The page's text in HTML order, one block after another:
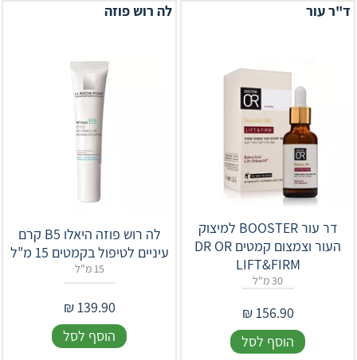
ד"ר עור
דר עור BOOSTER למיצוק
העור וצמצום קמטים DR OR
LIFT&FIRM
30 מ"ל
156.90
₪
הוסף לסל
לה רוש פוזה
לה רוש פוזה היאלו B5 קרם
עיניים לטיפול בקמטים 15 מ"ל
15 מ"ל
139.90
₪
הוסף לסל